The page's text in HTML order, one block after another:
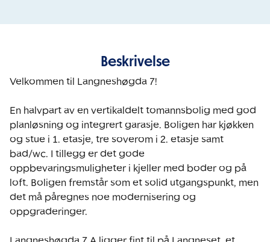
Beskrivelse
Velkommen til Langneshøgda 7!
En halvpart av en vertikaldelt tomannsbolig med god
planløsning og integrert garasje. Boligen har kjøkken
og stue i 1. etasje, tre soverom i 2. etasje samt
bad/wc. I tillegg er det gode
oppbevaringsmuligheter i kjeller med boder og på
loft. Boligen fremstår som et solid utgangspunkt, men
det må påregnes noe modernisering og
oppgraderinger.